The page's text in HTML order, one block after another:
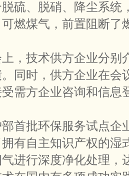
硫、脱硝、降尘系统
燃煤气，前置阻断了
，技术供方企业分别
同时，供方企业在会
需方企业咨询和信息
首批环保服务试点企
有自主知识产权的湿
进行深度净化处理，